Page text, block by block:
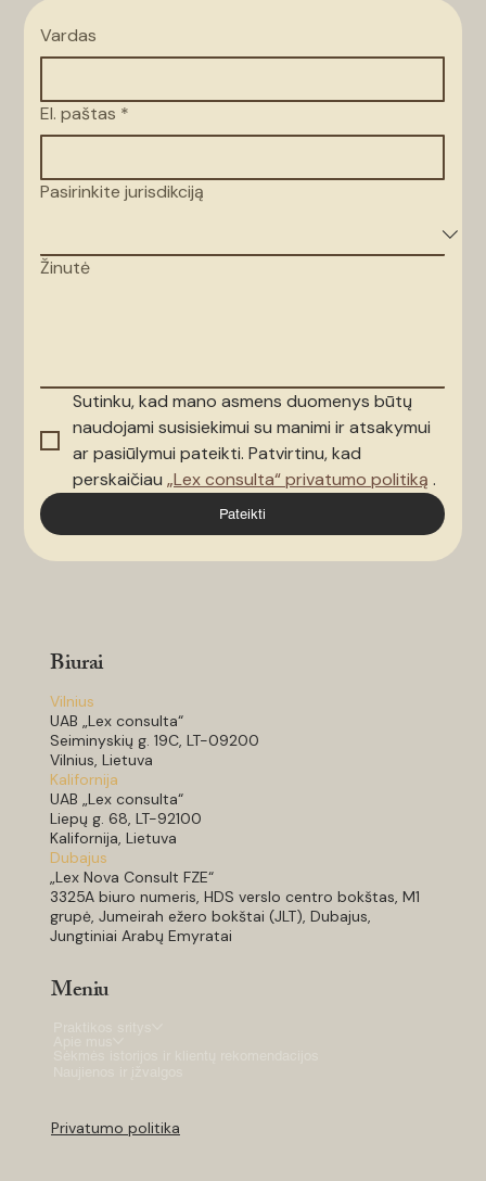
Biurai
Vilnius
UAB „Lex consulta“
Seiminyskių g. 19C, LT-09200
Vilnius, Lietuva
Kalifornija
UAB „Lex consulta“
Liepų g. 68, LT-92100
Kalifornija, Lietuva
Dubajus
„Lex Nova Consult FZE“
3325A biuro numeris, HDS verslo centro bokštas, M1
grupė, Jumeirah ežero bokštai (JLT), Dubajus,
Jungtiniai Arabų Emyratai
Meniu
Privatumo politika
Vardas
El. paštas *
Pasirinkite jurisdikciją
Žinutė
Sutinku, kad mano asmens duomenys būtų
naudojami susisiekimui su manimi ir atsakymui
ar pasiūlymui pateikti. Patvirtinu, kad
perskaičiau „Lex consulta“ privatumo politiką .
Pateikti